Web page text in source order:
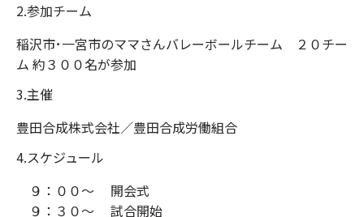
2.参加チーム
稲沢市･一宮市のママさんバレーボールチーム ２０チー
ム 約３００名が参加
3.主催
豊田合成株式会社／豊田合成労働組合
4.スケジュール
９：００～ 開会式
９：３０～ 試合開始